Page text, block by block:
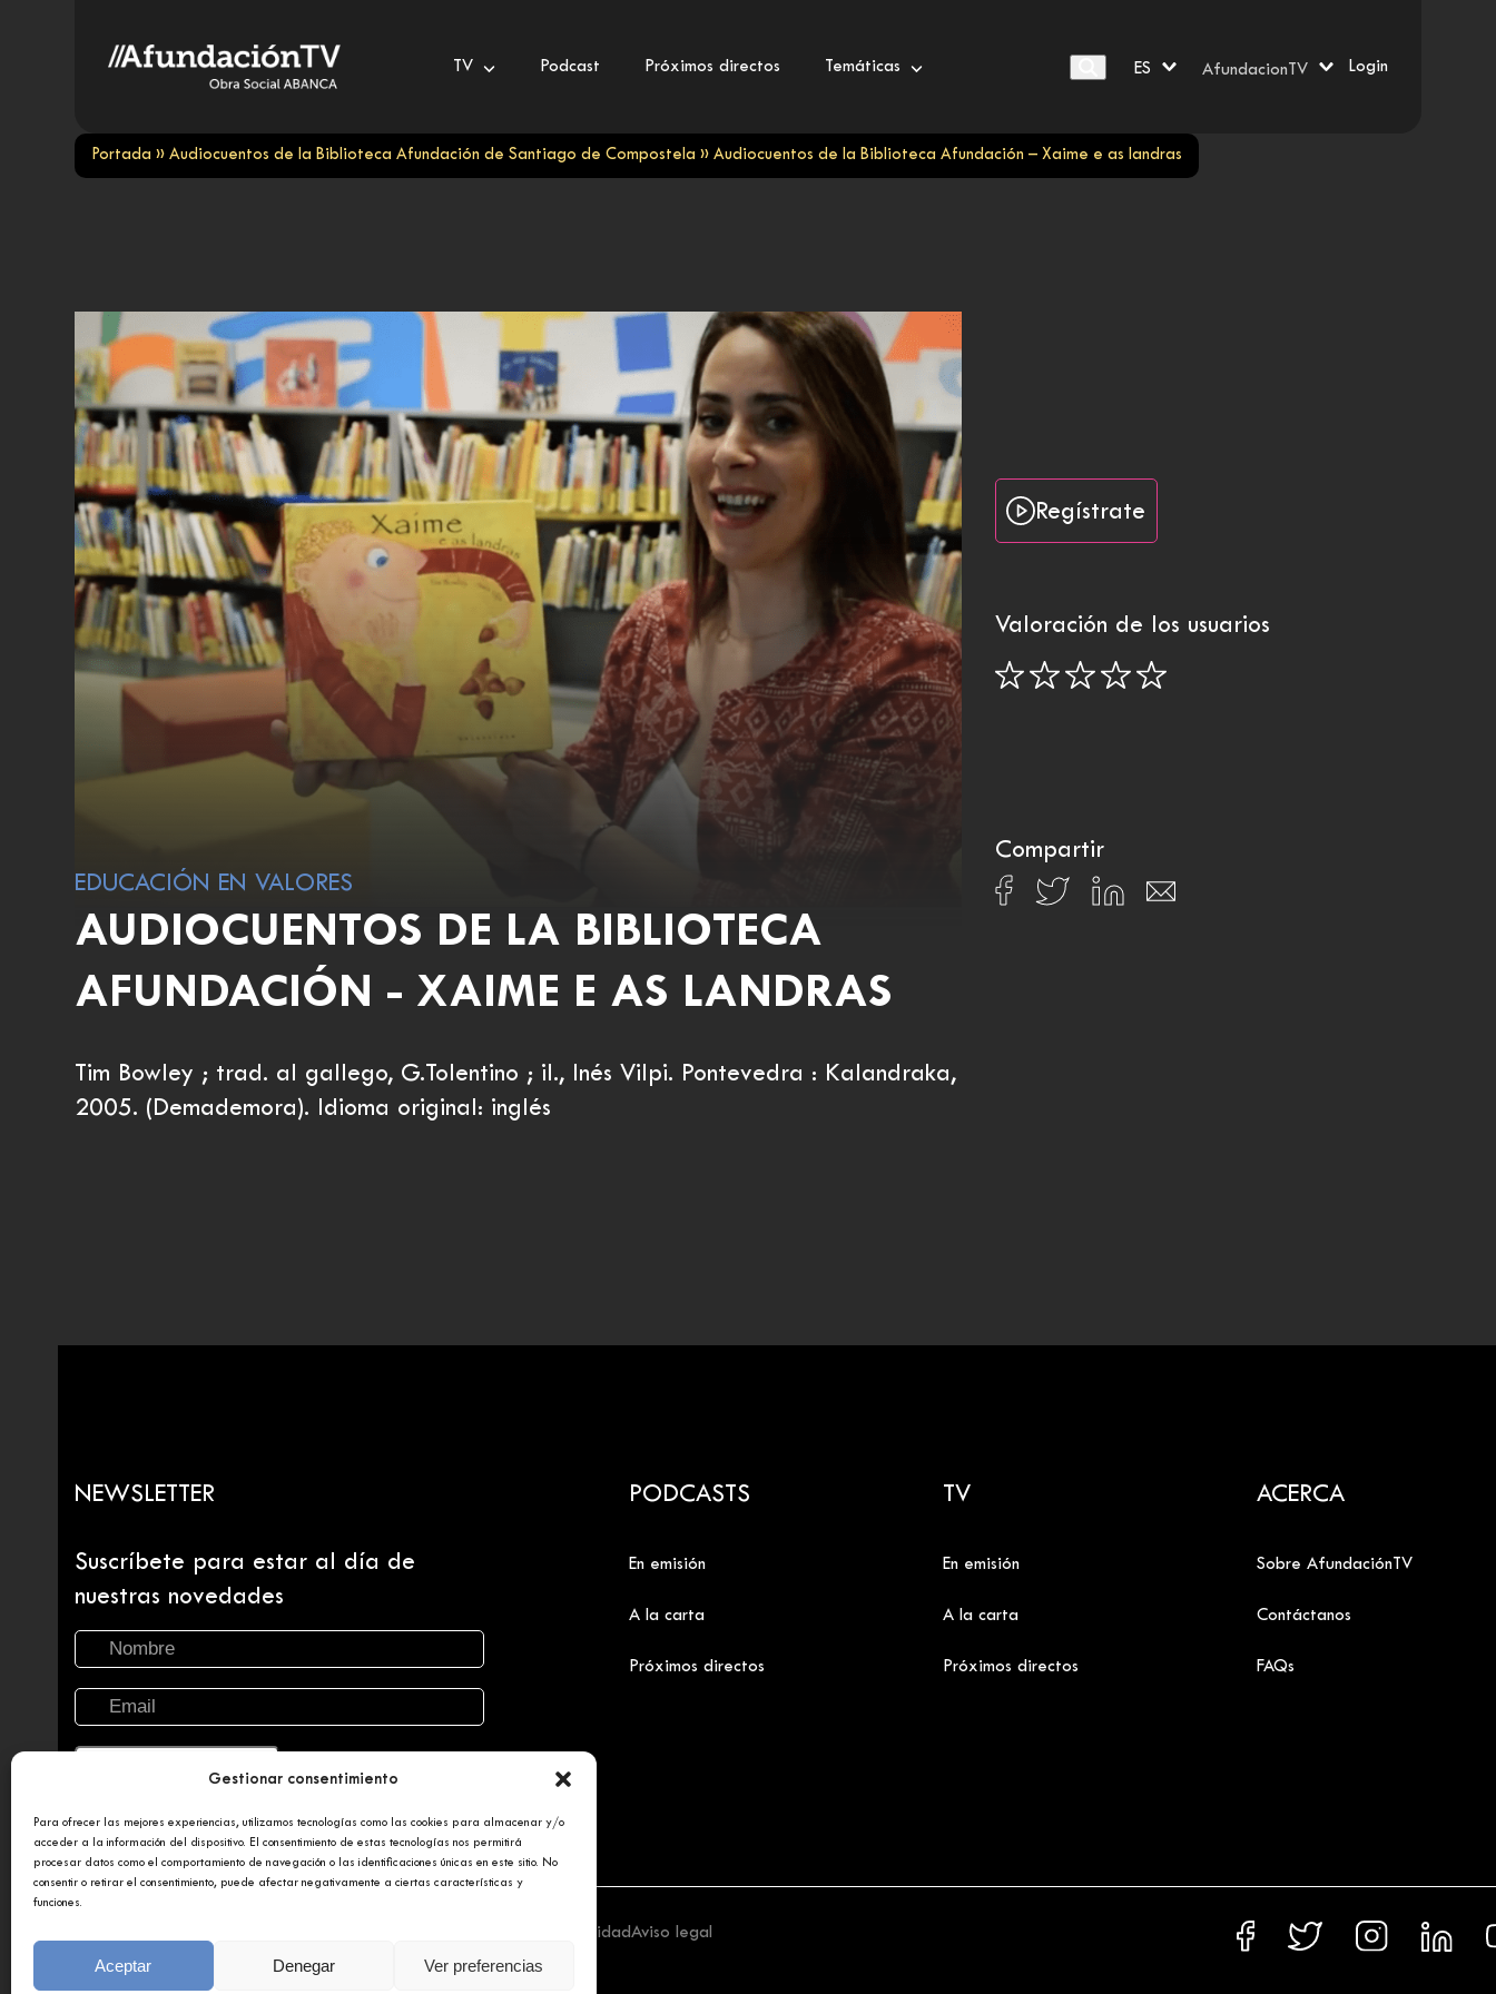
Gestionar consentimiento
Para ofrecer las mejores experiencias, utilizamos tecnologías como las cookies para almacenar y/o
acceder a la información del dispositivo. El consentimiento de estas tecnologías nos permitirá
procesar datos como el comportamiento de navegación o las identificaciones únicas en este sitio. No
consentir o retirar el consentimiento, puede afectar negativamente a ciertas características y
funciones.
Aceptar Denegar Ver preferencias
TV Podcast Próximos directos Temáticas ES AfundacionTV Login
Portada »Audiocuentos de la Biblioteca Afundación de Santiago de Compostela »Audiocuentos de la Biblioteca Afundación – Xaime e as landras
EDUCACIÓN EN VALORES
AUDIOCUENTOS DE LA BIBLIOTECA
AFUNDACIÓN - XAIME E AS LANDRAS
Tim Bowley ; trad. al gallego, G.Tolentino ; il., Inés Vilpi. Pontevedra : Kalandraka,
2005. (Demademora). Idioma original: inglés
Regístrate
Valoración de los usuarios
Compartir
NEWSLETTER
Suscríbete para estar al día de
nuestras novedades
PODCASTS
En emisión
A la carta
Próximos directos
TV
En emisión
A la carta
Próximos directos
ACERCA
Sobre AfundaciónTV
Contáctanos
FAQs
Política de privacidadAviso legal